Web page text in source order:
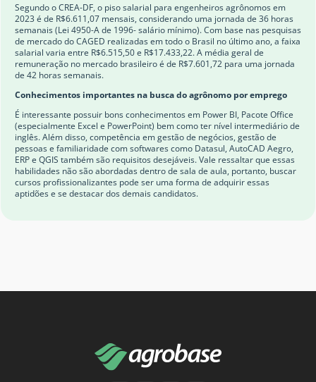
Segundo o CREA-DF, o piso salarial para engenheiros agrônomos em
2023 é de R$6.611,07 mensais, considerando uma jornada de 36 horas
semanais (Lei 4950-A de 1996- salário mínimo). Com base nas pesquisas
de mercado do CAGED realizadas em todo o Brasil no último ano, a faixa
salarial varia entre R$6.515,50 e R$17.433,22. A média geral de
remuneração no mercado brasileiro é de R$7.601,72 para uma jornada
de 42 horas semanais.
Conhecimentos importantes na busca do agrônomo por emprego
É interessante possuir bons conhecimentos em Power BI, Pacote Office
(especialmente Excel e PowerPoint) bem como ter nível intermediário de
inglês. Além disso, competência em gestão de negócios, gestão de
pessoas e familiaridade com softwares como Datasul, AutoCAD Aegro,
ERP e QGIS também são requisitos desejáveis. Vale ressaltar que essas
habilidades não são abordadas dentro de sala de aula, portanto, buscar
cursos profissionalizantes pode ser uma forma de adquirir essas
aptidões e se destacar dos demais candidatos.